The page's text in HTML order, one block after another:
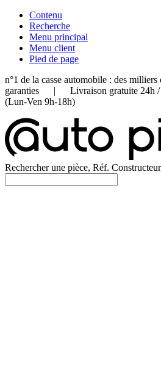
Contenu
Recherche
Menu principal
Menu client
Pied de page
n°1 de la casse automobile : des milliers
garanties | Livraison gratuite
(Lun-Ven 9h-18h)
Rechercher une pièce, Réf.